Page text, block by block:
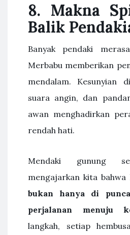
8. Makna
Balik
Banyak pendaki
Merbabu memberikan
mendalam. Kesunyian
suara angin, dan
awan menghadirkan
rendah hati.
Mendaki gunung
mengajarkan kita bahwa
bukan hanya di
perjalanan menuju
langkah, setiap